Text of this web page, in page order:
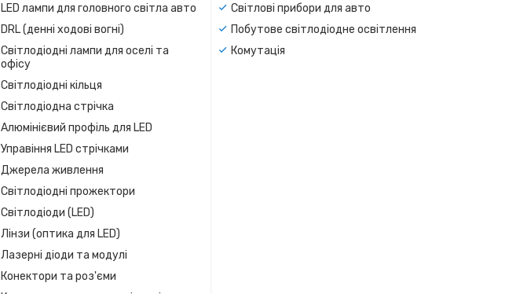
LED лампи для головного світла авто
DRL (денні ходові вогні)
Світлодіодні лампи для оселі та
офісу
Світлодіодні кільця
Світлодіодна стрічка
Алюмінієвий профіль для LED
Управіння LED стрічками
Джерела живлення
Світлодіодні прожектори
Світлодіоди (LED)
Лінзи (оптика для LED)
Лазерні діоди та модулі
Конектори та роз'єми
Світлові прибори для авто
Побутове світлодіодне освітлення
Комутація